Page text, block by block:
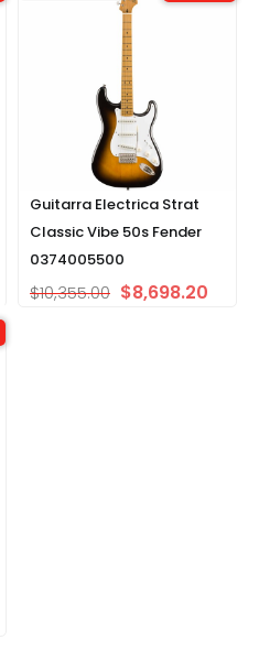
Guitarra Electrica Strat
Classic Vibe 50s Fender
0374005500
$10,355.00 $8,698.20